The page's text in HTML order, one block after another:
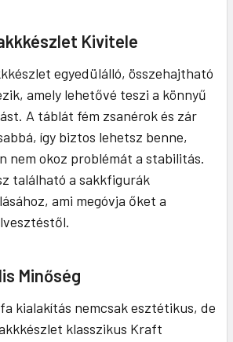
Kivitele
egyedülálló, összehajtható
amely lehetővé teszi a könnyű
A táblát fém zsanérok és zár
így biztos lehetsz benne,
nem okoz problémát a stabilitás.
található a sakkfigurák
ami megóvja őket a
Minőség
kialakítás nemcsak esztétikus, de
klasszikus Kraft